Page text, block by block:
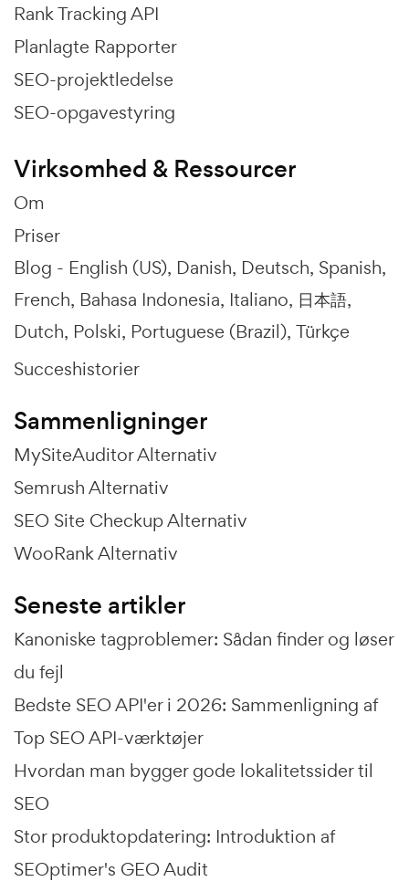
Rank Tracking API
Planlagte Rapporter
SEO-projektledelse
SEO-opgavestyring
Virksomhed & Ressourcer
Om
Priser
Blog - English (US) Danish Deutsch Spanish
French Bahasa Indonesia Italiano 日本語
Dutch Polski Portuguese (Brazil) Türkçe
Succeshistorier
Sammenligninger
MySiteAuditor Alternativ
Semrush Alternativ
SEO Site Checkup Alternativ
WooRank Alternativ
Seneste artikler
Kanoniske tagproblemer: Sådan finder og løser
du fejl
Bedste SEO API'er i 2026: Sammenligning af
Top SEO API-værktøjer
Hvordan man bygger gode lokalitetssider til
SEO
Stor produktopdatering: Introduktion af
SEOptimer's GEO Audit